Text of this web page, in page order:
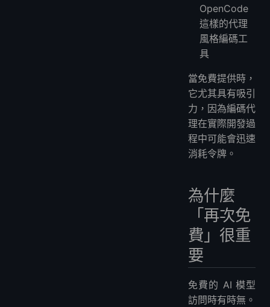
OpenCode
這樣的代理
風格編碼工
具
當免費提供時，
它尤其具有吸引
力，因為編碼代
理在實際開發過
程中可能會迅速
消耗令牌。
為什麼
「再次免
費」很重
要
免費的 AI 模型
訪問時有時無。